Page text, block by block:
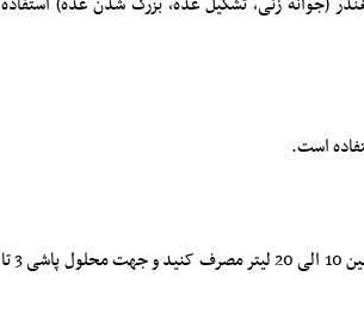
است.
مقدار مصرف این کود برای کود دهی به روش آبیاری به ازای هر هکتار بین 10 الی 20 لیتر مصرف کنید و جهت محلول پاشی 3 تا